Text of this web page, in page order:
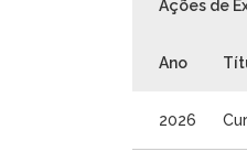
Ações de
Ano
2026